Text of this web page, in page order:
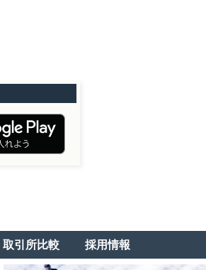
取引所比較 採用情報